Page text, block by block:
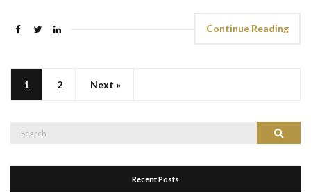
Continue Reading
1 2 Next »
Search
Recent Posts